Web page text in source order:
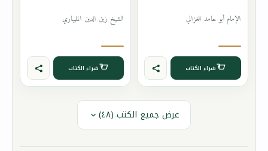
الإمام أبو حامد الغزالي
شراء الكتاب
الشيخ زين الدين المليباري
شراء الكتاب
عرض جميع الكتب (٤٨)